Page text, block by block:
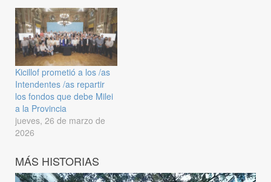
Kicillof prometió a los /as
Intendentes /as repartir
los fondos que debe Milei
a la Provincia
jueves, 26 de marzo de
2026
MÁS HISTORIAS